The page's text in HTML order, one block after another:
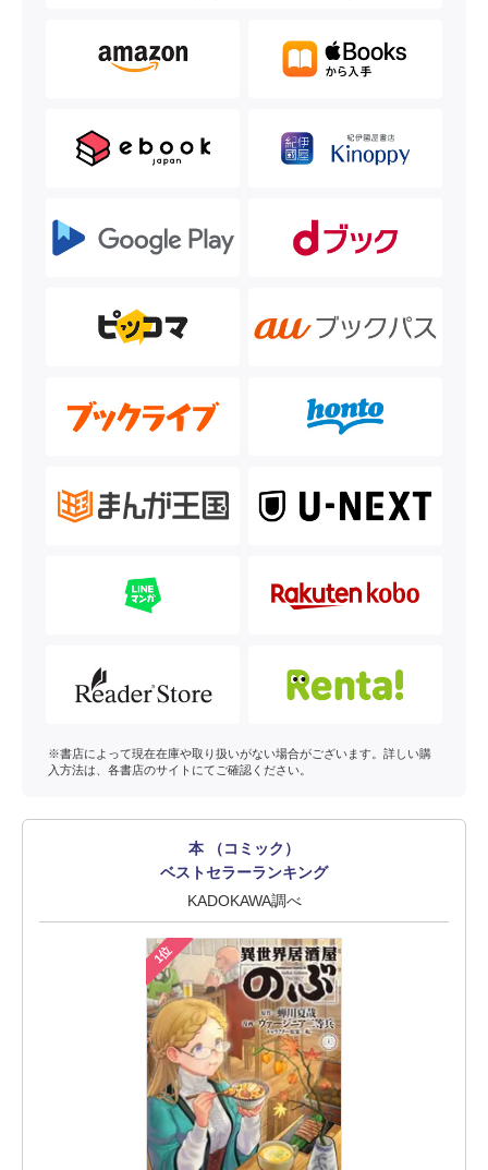
※書店によって現在在庫や取り扱いがない場合がございます。詳しい購
入方法は、各書店のサイトにてご確認ください。
本 （コミック）
ベストセラーランキング
KADOKAWA調べ
1位